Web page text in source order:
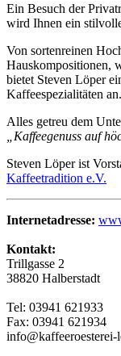
Ein Besuch der
wird Ihnen ein
Von sortenreinen
Hauskompositionen,
bietet Steven Löper
Kaffeespezialitäten an.
Alles getreu dem
„Kaffeegenuss auf
Steven Löper ist
Kaffeetradition e.V.
Internetadresse:
Kontakt:
Trillgasse 2
38820 Halberstadt
Tel: 03941 621933
Fax: 03941 621934
info@kaffeeroesterei-